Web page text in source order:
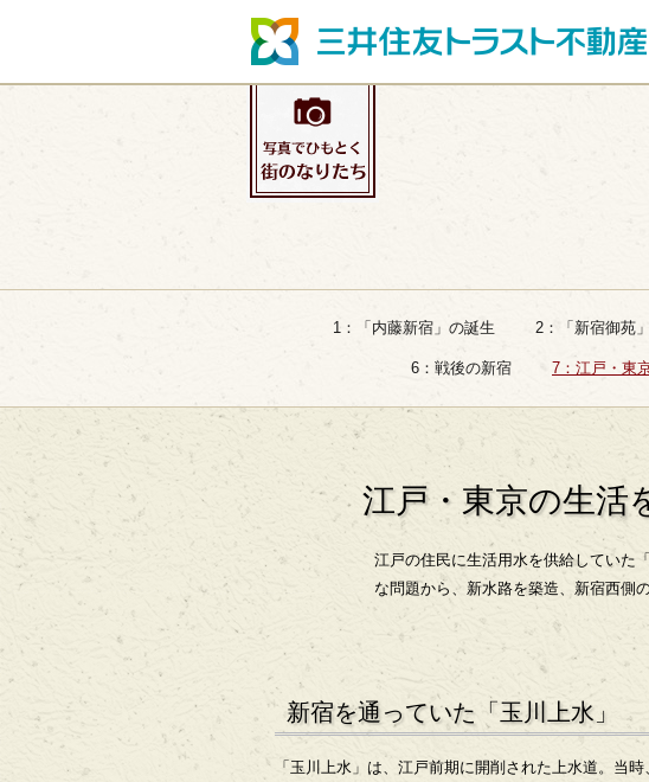
1：「内藤新宿」の誕生 2：「新宿御苑
6：戦後の新宿 7：江戸・東
江戸・東京の生活
江戸の住民に生活用水を供給していた
な問題から、新水路を築造、新宿西側
新宿を通っていた「玉川上水」
「玉川上水」は、江戸前期に開削された上水道。当